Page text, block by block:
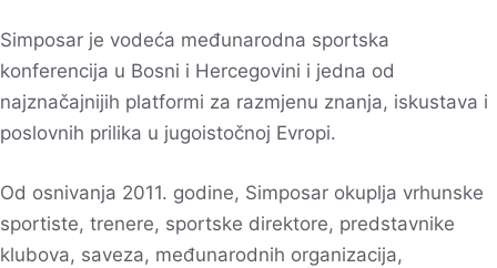
Simposar je vodeća međunarodna sportska
konferencija u Bosni i Hercegovini i jedna od
najznačajnijih platformi za razmjenu znanja, iskustava i
poslovnih prilika u jugoistočnoj Evropi.
Od osnivanja 2011. godine, Simposar okuplja vrhunske
sportiste, trenere, sportske direktore, predstavnike
klubova, saveza, međunarodnih organizacija,